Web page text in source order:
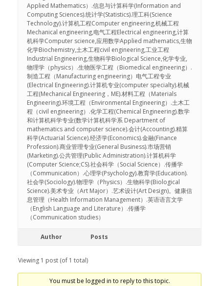
Applied Mathematics）.信息与计算科学(Information and
Computing Sciences).统计学(Statistics).理工科(Science
Technology).计算机工程Computer engineering,机械工程
Mechanical engineering,电气工程Electrical engineering,计算
机科学Computer science,应用数学Applied mathematics,生物
化学Biochemistry,土木工程civil engineering,工业工程
Industrial Engineering,生物科学Biological Science,化学专业,
物理学（physics）.生物医学工程（Biomedical engineering）.
制造工程（Manufacturing engineering）电气工程专业
(Electrical Engineering).计算机专业(computer specialty).机械
工程(Mechanical Engineering，ME).材料工程（Materials
Engineering).环境工程（Environmental Engineering）.土木工
程（civil engineering）.化学工程(Chemical Engineering).数学
和计算机科学专业(数学计算机科学系 Department of
mathematics and computer science).会计(Accounting).精算
科学(Actuarial Science).经济学(Economics).金融(Finance
Profession).商业管理专业(General Business).市场营销
(Marketing).公共管理(Public Administration).计算机科学
(Computer Science;CS).社会科学（Social Science）.传播学
（Communication）.心理学(Psychology).教育学(Education).
社会学(Sociology).物理学（Physics）.生物科学(Biological
Science).美术专业（Art Major）.艺术设计(Art Design)。健康信
息管理（Health Information Management）.英语语言文学
（English Language and Literature）.传播学
（Communication studies）
Author Posts
Viewing 1 post (of 1 total)
You must be logged in to reply to this topic.